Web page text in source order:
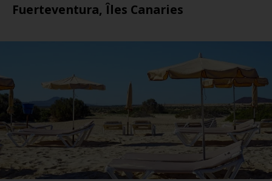
Fuerteventura, Îles Canaries